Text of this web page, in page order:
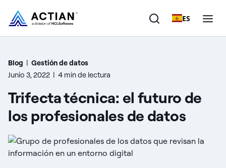
ES
Productos
Clientes
Empresa
Recursos
Blog | Gestión de datos
Junio 3, 2022 | 4 min de lectura
Trifecta técnica: el futuro de
los profesionales de datos